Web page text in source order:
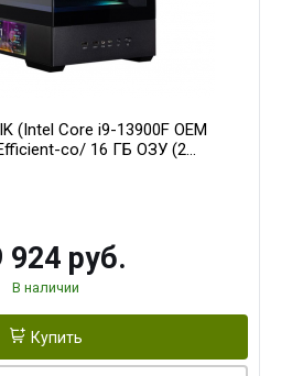
(Intel Core i9-13900F OEM
co/ 16 ГБ ОЗУ (2
24GB GDDR6X 384-Bit 3xDP
924 руб.
В наличии
Купить